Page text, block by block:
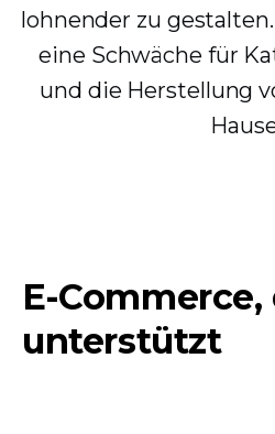
lohnender zu
eine Schwäche für
und die Herstellung
E-Commerce,
unterstützt